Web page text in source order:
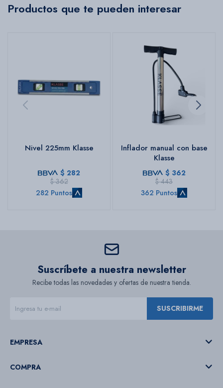
Productos que te pueden interesar
Nivel 225mm Klasse
$ 282
$ 362
282 Puntos
Inflador manual con base
Klasse
$ 362
$ 443
362 Puntos
Suscríbete a nuestra newsletter
Recibe todas las novedades y ofertas de nuestra tienda.
SUSCRIBIRME
EMPRESA
COMPRA